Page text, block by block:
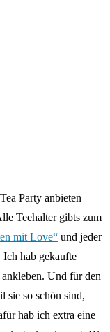
Party anbieten
Teehalter gibts zum
mit Love“ und jeder
Ich hab gekaufte
ankleben. Und für den
sie so schön sind,
hab ich extra eine